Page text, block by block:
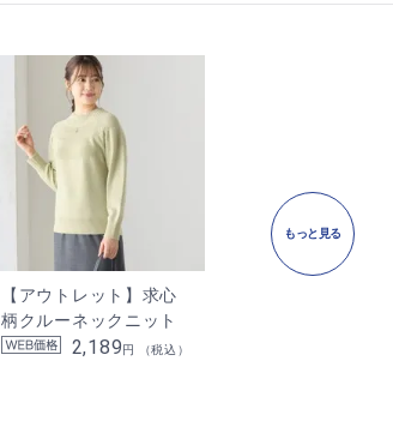
【アウトレット】求心
柄クルーネックニット
2,189円 （税込）
もっと見る